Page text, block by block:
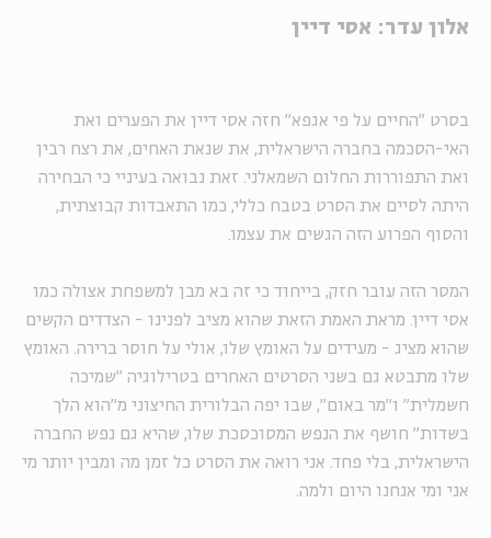
אלון עדר: אסי דיין
בסרט "החיים על פי אגפא" חזה אסי דיין את הפערים ואת
האי-הסכמה בחברה הישראלית, את שנאת האחים, את רצח רבין
ואת התפוררות החלום השמאלני. זאת נבואה בעיניי כי הבחירה
היתה לסיים את הסרט בטבח כללי, כמו התאבדות קבוצתית,
והסוף הפרוע הזה הגשים את עצמו.
המסר הזה עובר חזק, בייחוד כי זה בא מבן למשפחת אצולה כמו
אסי דיין. מראת האמת הזאת שהוא מציב לפנינו - הצדדים הקשים
שהוא מציג - מעידים על האומץ שלו, אולי על חוסר ברירה. האומץ
שלו מתבטא גם בשני הסרטים האחרים בטרילוגיה "שמיכה
חשמלית" ו"מר באום", שבו יפה הבלורית החיצוני מ"הוא הלך
בשדות" חושף את הנפש המסוכסכת שלו, שהיא גם נפש החברה
הישראלית, בלי פחד. אני רואה את הסרט כל זמן מה ומבין יותר מי
אני ומי אנחנו היום ולמה.